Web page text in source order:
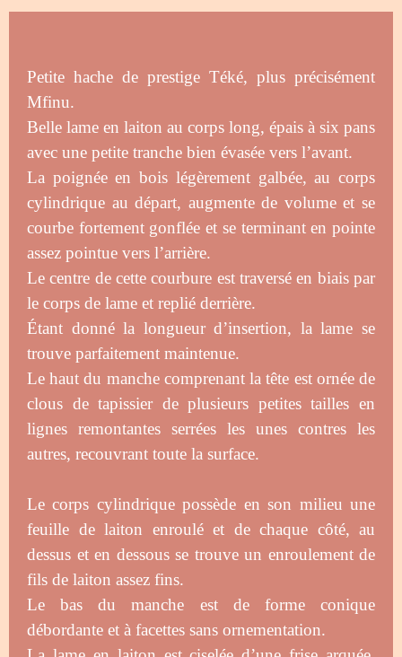
Petite hache de prestige Téké, plus précisément
Mfinu.
Belle lame en laiton au corps long, épais à six pans
avec une petite tranche bien évasée vers l’avant.
La poignée en bois légèrement galbée, au corps
cylindrique au départ, augmente de volume et se
courbe fortement gonflée et se terminant en pointe
assez pointue vers l’arrière.
Le centre de cette courbure est traversé en biais par
le corps de lame et replié derrière.
Étant donné la longueur d’insertion, la lame se
trouve parfaitement maintenue.
Le haut du manche comprenant la tête est ornée de
clous de tapissier de plusieurs petites tailles en
lignes remontantes serrées les unes contres les
autres, recouvrant toute la surface.
Le corps cylindrique possède en son milieu une
feuille de laiton enroulé et de chaque côté, au
dessus et en dessous se trouve un enroulement de
fils de laiton assez fins.
Le bas du manche est de forme conique
débordante et à facettes sans ornementation.